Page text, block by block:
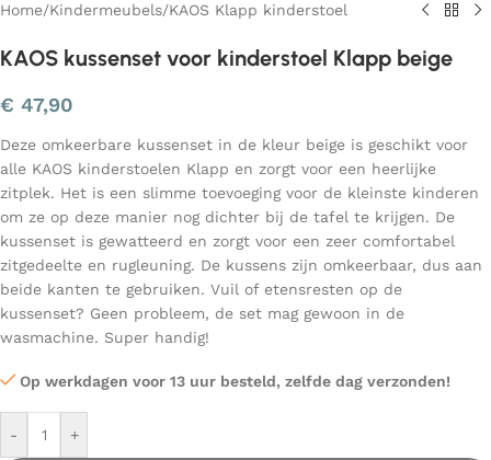
Home/Kindermeubels/KAOS Klapp kinderstoel
KAOS kussenset voor kinderstoel Klapp beige
€ 47,90
Deze omkeerbare kussenset in de kleur beige is geschikt voor
alle KAOS kinderstoelen Klapp en zorgt voor een heerlijke
zitplek. Het is een slimme toevoeging voor de kleinste kinderen
om ze op deze manier nog dichter bij de tafel te krijgen. De
kussenset is gewatteerd en zorgt voor een zeer comfortabel
zitgedeelte en rugleuning. De kussens zijn omkeerbaar, dus aan
beide kanten te gebruiken. Vuil of etensresten op de
kussenset? Geen probleem, de set mag gewoon in de
wasmachine. Super handig!
Op werkdagen voor 13 uur besteld, zelfde dag verzonden!
- +